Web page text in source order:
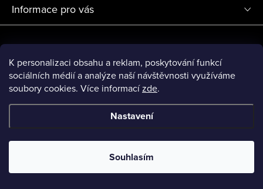
K personalizaci obsahu a reklam, poskytování funkcí
sociálních médií a analýze naší návštěvnosti využíváme
soubory cookies. Více informacízde.
Nastavení
Souhlasím
Informace pro vás
Evropskou Unií - Next Generation EU.
nastavení cookies